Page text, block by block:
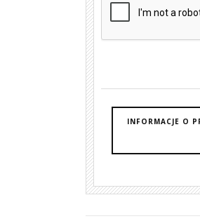
INFORMACJE O